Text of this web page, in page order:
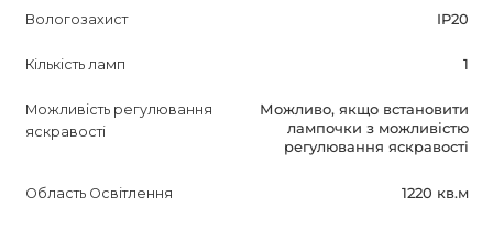
Вологозахист IP20
Кількість ламп 1
Можливість регулювання
яскравості
Можливо, якщо встановити
лампочки з можливістю
регулювання яскравості
Область Освітлення 1220 кв.м